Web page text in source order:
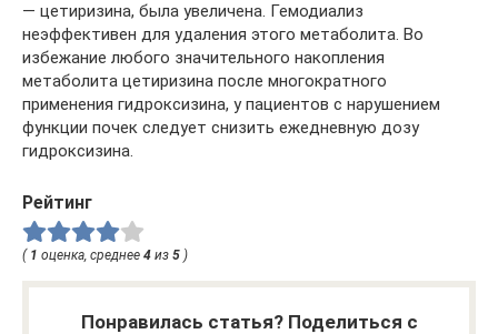
— цетиризина, была увеличена. Гемодиализ
неэффективен для удаления этого метаболита. Во
избежание любого значительного накопления
метаболита цетиризина после многократного
применения гидроксизина, у пациентов с нарушением
функции почек следует снизить ежедневную дозу
гидроксизина.
Рейтинг
( 1 оценка, среднее 4 из 5 )
Понравилась статья? Поделиться с